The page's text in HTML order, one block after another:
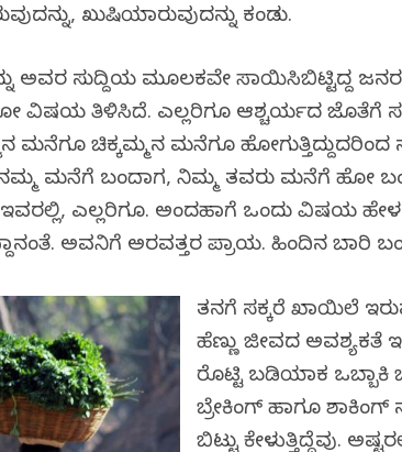
ಖುಷಿಯಾಗಿರುವುದನ್ನು ಕಂಡು.
ಅವರ ಸುದ್ದಿಯ ಮೂಲಕವೇ ಸಾಯಿಸಿಬಿಟ್ಟಿದ್ದ
ವಿಷಯ ತಿಳಿಸಿದೆ. ಎಲ್ಲರಿಗೂ ಆಶ್ಚರ್ಯದ ಜೊತೆಗೆ
ಮನೆಗೂ ಚಿಕ್ಕಮ್ಮನ ಮನೆಗೂ ಹೋಗುತ್ತಿದ್ದುದರಿಂದ
ಮನೆಗೆ ಬಂದಾಗ, ನಿಮ್ಮ ತವರು ಮನೆಗೆ ಹೋಗಿ
ಎಲ್ಲರಿಗೂ. ಅಂದಹಾಗೆ ಒಂದು ವಿಷಯ
ಅವನಿಗೆ ಅರವತ್ತರ ಪ್ರಾಯ. ಹಿಂದಿನ
ತನಗೆ ಸಕ್ಕರೆ ಖಾಯಿಲೆ
ಹೆಣ್ಣು ಜೀವದ ಅವಶ್ಯಕತೆ
ರೊಟ್ಟಿ ಬಡಿಯಾಕ ಒಬ್ಬಾಕಿ
ಬ್ರೇಕಿಂಗ್ ಹಾಗೂ
ಬಿಟ್ಟು ಕೇಳುತ್ತಿದ್ದೆವು.